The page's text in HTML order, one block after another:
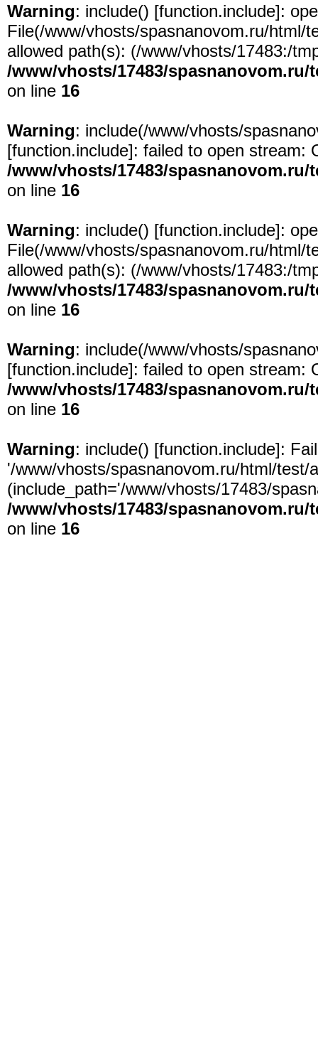
Warning: include() [function.include]:
File(/www/vhosts/spasnanovom.ru/html/
allowed path(s): (/www/vhosts/17483:/
/www/vhosts/17483/
on line 16
Warning: include(/www/vhosts/
[function.include]: failed to open stream:
/www/vhosts/17483/
on line 16
Warning: include() [function.include]:
File(/www/vhosts/spasnanovom.ru/html/
allowed path(s): (/www/vhosts/17483:/
/www/vhosts/17483/
on line 16
Warning: include(/www/vhosts/
[function.include]: failed to open stream:
/www/vhosts/17483/
on line 16
Warning: include() [function.include]:
'/www/vhosts/spasnanovom.ru/html/
(include_path='/www/vhosts/17483/
/www/vhosts/17483/
on line 16